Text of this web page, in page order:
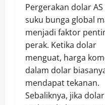
Pergerakan dolar
suku bunga global
menjadi faktor
perak. Ketika dolar
menguat, harga
dalam dolar
mendapat tekanan.
Sebaliknya, jika dolar